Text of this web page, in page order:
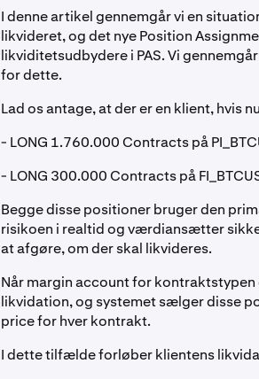
I denne artikel gennemgår vi en
likvideret, og det nye Position
likviditetsudbydere i PAS. Vi
for dette.
Lad os antage, at der er en klient, hvis
- LONG 1.760.000 Contracts på
- LONG 300.000 Contracts på
Begge disse positioner bruger den
risikoen i realtid og værdiansætter
at afgøre, om der skal likvideres.
Når margin account for kontraktstypen
likvidation, og systemet sælger disse
price for hver kontrakt.
I dette tilfælde forløber klientens